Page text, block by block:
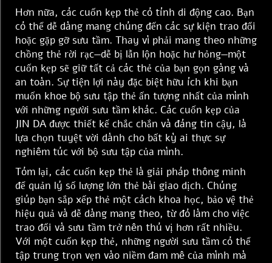
Hơn nữa, các cuốn kẹp thẻ có tính di động cao. Bạn
có thể dễ dàng mang chúng đến các sự kiện trao đổi
hoặc gặp gỡ sưu tầm. Thay vì phải mang theo những
chồng thẻ rời rạc—dễ bị lẫn lộn hoặc hư hỏng—một
cuốn kẹp sẽ giữ tất cả các thẻ của bạn gọn gàng và
an toàn. Sự tiện lợi này đặc biệt hữu ích khi bạn
muốn khoe bộ sưu tập thẻ ấn tượng nhất của mình
với những người sưu tầm khác. Các cuốn kẹp của
JIN DA được thiết kế chắc chắn và đáng tin cậy, là
lựa chọn tuyệt vời dành cho bất kỳ ai thực sự
nghiêm túc với bộ sưu tập của mình.
Tóm lại, các cuốn kẹp thẻ là giải pháp thông minh
để quản lý số lượng lớn thẻ bài giao dịch. Chúng
giúp bạn sắp xếp thẻ một cách khoa học, bảo vệ thẻ
hiệu quả và dễ dàng mang theo, từ đó làm cho việc
trao đổi và sưu tầm trở nên thú vị hơn rất nhiều.
Với một cuốn kẹp thẻ, những người sưu tầm có thể
tập trung trọn vẹn vào niềm đam mê của mình mà